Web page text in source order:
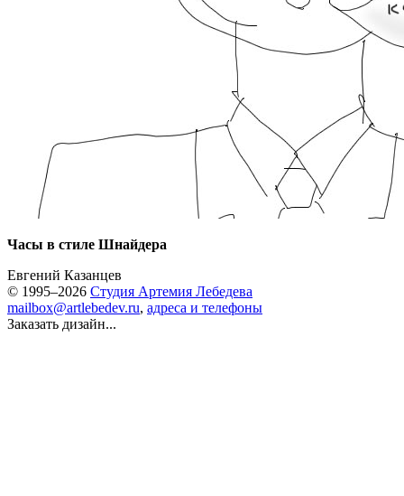
Часы в стиле Шнайдера
Евгений Казанцев
© 1995–2026 Студия Артемия Лебедева
mailbox@artlebedev.ru, адреса и телефоны
Заказать дизайн...